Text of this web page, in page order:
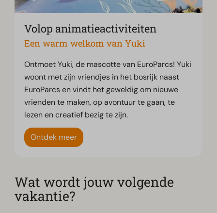
Volop animatieactiviteiten
Een warm welkom van Yuki
Ontmoet Yuki, de mascotte van EuroParcs! Yuki
woont met zijn vriendjes in het bosrijk naast
EuroParcs en vindt het geweldig om nieuwe
vrienden te maken, op avontuur te gaan, te
lezen en creatief bezig te zijn.
Ontdek meer
Wat wordt jouw volgende
vakantie?